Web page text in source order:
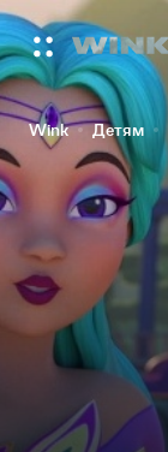
Wink Детям